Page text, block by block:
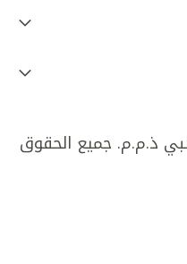
ذ.م.م. جميع الحقوق